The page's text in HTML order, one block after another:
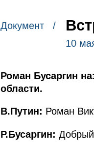
Документ /
10
Роман Бусаргин
области.
В.Путин: Роман
Р.Бусаргин: